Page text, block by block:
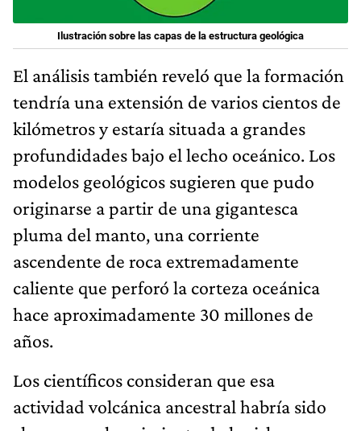
Ilustración sobre las capas de la estructura geológica
El análisis también reveló que la formación
tendría una extensión de varios cientos de
kilómetros y estaría situada a grandes
profundidades bajo el lecho oceánico. Los
modelos geológicos sugieren que pudo
originarse a partir de una gigantesca
pluma del manto, una corriente
ascendente de roca extremadamente
caliente que perforó la corteza oceánica
hace aproximadamente 30 millones de
años.
Los científicos consideran que esa
actividad volcánica ancestral habría sido